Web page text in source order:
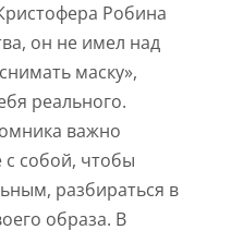
Робина
он не имел над
маску»,
реального.
важно
собой, чтобы
разбираться в
образа. В